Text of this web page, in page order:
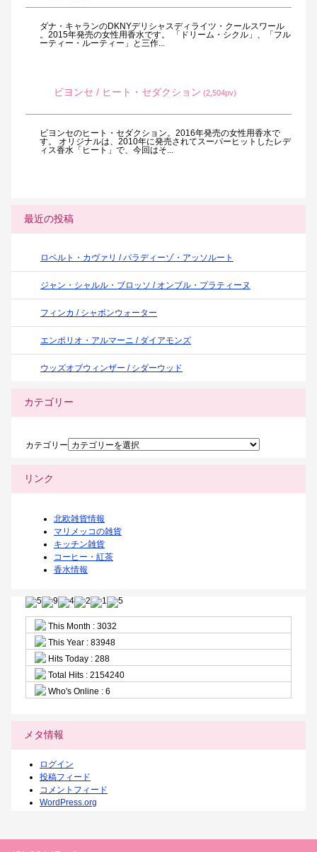
ダナ・キャランのDKNYデリシャスディライツ・クールスワール
。2015年発売の女性用香水です。 「ドリーム・シクル」、「フル
ーティー・ルーティー」と三作...
ビヨンセ / ヒート・セダクション (2,504pv)
ビヨンセのヒート・セダクション。2016年発売の女性用香水で
す。 オリジナルは、2010年に発売されてスーパーヒットしたレデ
ィス香水「ヒート」で、今回はそ...
最近の投稿
ロベルト・カヴァリ / パラディーゾ・アッソルート
ジャン・シャルル・ブロッソ / オンブル・プラティーヌ
フィンカ / シャボンウォーター
エンポリオ・アルマーニ / ダイアモンズ
ウッズオブウィンザー / シダーウッド
カテゴリー
カテゴリー
リンク
北欧雑貨情報
マリメッコの雑貨
キッチン雑貨
コーヒー・紅茶
香水情報
This Month : 3032
This Year : 83948
Hits Today : 288
Total Hits : 2154240
Who's Online : 6
メタ情報
ログイン
投稿フィード
コメントフィード
WordPress.org